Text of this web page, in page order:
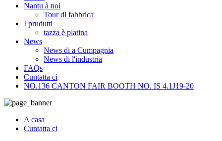
Nantu à noi
Tour di fabbrica
I prudutti
tazza è platina
News
News di a Cumpagnia
News di l'industria
FAQs
Cuntatta ci
NO.136 CANTON FAIR BOOTH NO. IS 4.1J19-20
A casa
Cuntatta ci